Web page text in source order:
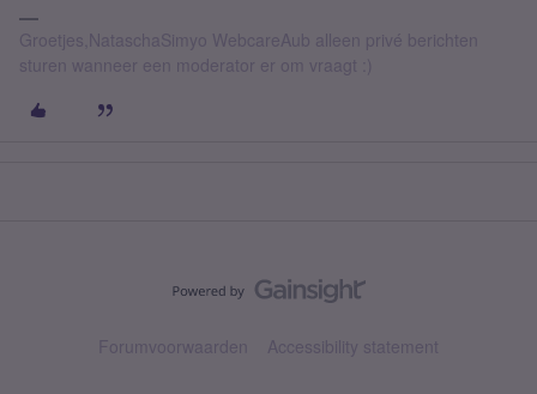
Groetjes,NataschaSimyo WebcareAub alleen privé berichten
sturen wanneer een moderator er om vraagt :)
Forumvoorwaarden Accessibility statement